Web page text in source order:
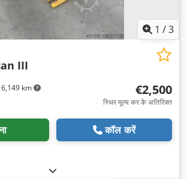
1 /3
6,149 km
III
€2,500
स्थिर मूल्य कर के अतिरिक्त
कॉल करें